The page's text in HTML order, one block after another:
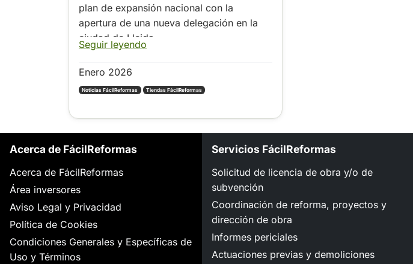
plan de expansión nacional con la
apertura de una nueva delegación en la
ciudad de Lleida.
Seguir leyendo
Enero 2026
Noticias FácilReformas Tiendas FácilReformas
Acerca de FácilReformas
Acerca de FácilReformas
Área inversores
Aviso Legal y Privacidad
Política de Cookies
Condiciones Generales y Específicas de
Uso y Términos
Servicios FácilReformas
Solicitud de licencia de obra y/o de
subvención
Coordinación de reforma, proyectos y
dirección de obra
Informes periciales
Actuaciones previas y demoliciones